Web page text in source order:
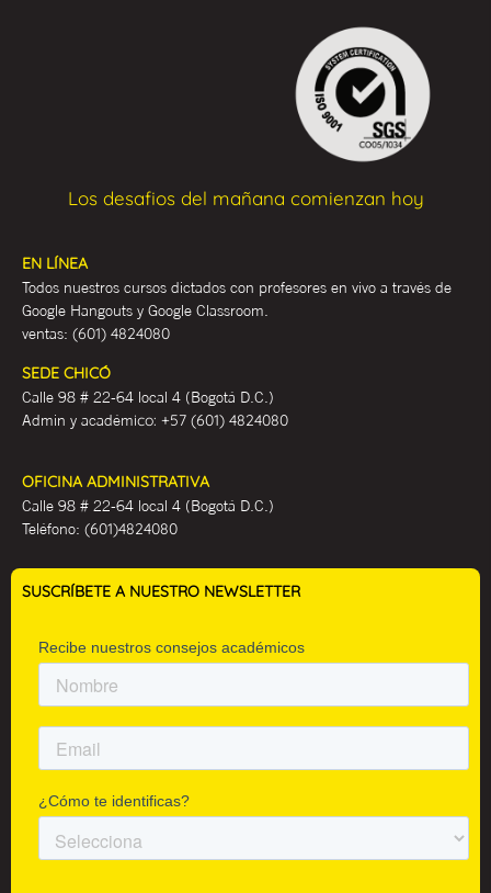
Los desafios del mañana comienzan hoy
EN LÍNEA
Todos nuestros cursos dictados con profesores en vivo a través de
Google Hangouts y Google Classroom.
ventas: (601) 4824080
SEDE CHICÓ
Calle 98 # 22-64 local 4 (Bogotá D.C.)
Admin y académico: +57 (601) 4824080
OFICINA ADMINISTRATIVA
Calle 98 # 22-64 local 4 (Bogotá D.C.)
Teléfono: (601)4824080
SUSCRÍBETE A NUESTRO NEWSLETTER